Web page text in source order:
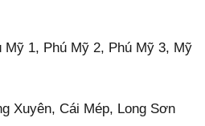
Mỹ 1, Phú Mỹ 2, Phú Mỹ 3, Mỹ
Xuyên, Cái Mép, Long Sơn